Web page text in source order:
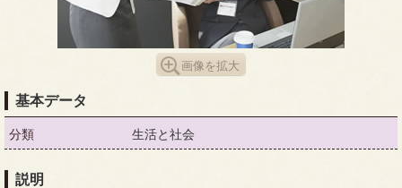
画像を拡大
基本データ
分類 生活と社会
説明